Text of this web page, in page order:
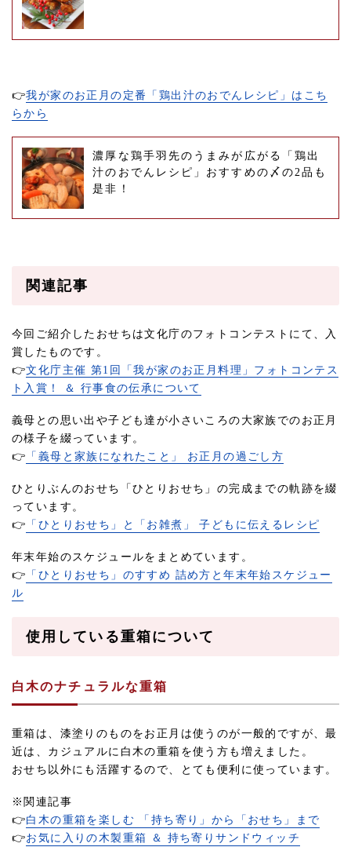
👉我が家のお正月の定番「鶏出汁のおでんレシピ」はこち
らから
濃厚な鶏手羽先のうまみが広がる「鶏出
汁のおでんレシピ」おすすめの〆の2品も
是非！
関連記事
今回ご紹介したおせちは文化庁のフォトコンテストにて、入
賞したものです。
👉文化庁主催 第1回「我が家のお正月料理」フォトコンテス
ト入賞！ ＆ 行事食の伝承について
義母との思い出や子ども達が小さいころの大家族でのお正月
の様子を綴っています。
👉 「義母と家族になれたこと」 お正月の過ごし方
ひとりぶんのおせち「ひとりおせち」の完成までの軌跡を綴
っています。
👉 「ひとりおせち」と「お雑煮」 子どもに伝えるレシピ
年末年始のスケジュールをまとめています。
👉 「ひとりおせち」のすすめ 詰め方と年末年始スケジュー
ル
使用している重箱について
白木のナチュラルな重箱
重箱は、漆塗りのものをお正月は使うのが一般的ですが、最
近は、カジュアルに白木の重箱を使う方も増えました。
おせち以外にも活躍するので、とても便利に使っています。
※関連記事
👉白木の重箱を楽しむ 「持ち寄り」から「おせち」まで
👉お気に入りの木製重箱 ＆ 持ち寄りサンドウィッチ